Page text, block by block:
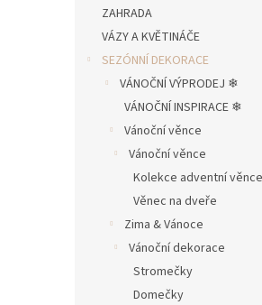
ZAHRADA
VÁZY A KVĚTINÁČE
SEZÓNNÍ DEKORACE
VÁNOČNÍ VÝPRODEJ ❄︎︎
VÁNOČNÍ INSPIRACE ❄︎︎
Vánoční věnce
Vánoční věnce
Kolekce adventní
Věnec na dveře
Zima & Vánoce
Vánoční dekorace
Stromečky
Domečky